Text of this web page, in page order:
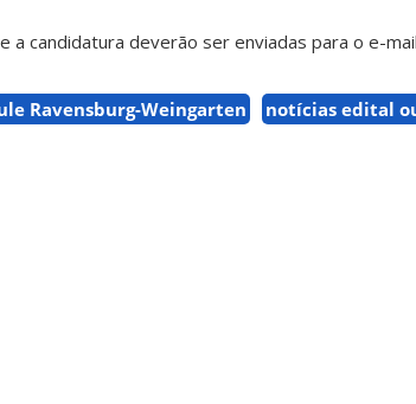
a candidatura deverão ser enviadas para o e-mail
Ravensburg-Weingarten notícias edital